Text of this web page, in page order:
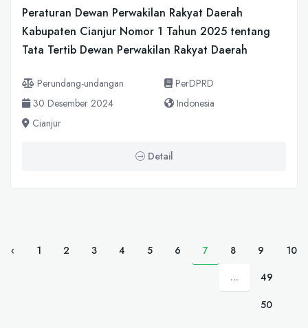
Peraturan Dewan Perwakilan Rakyat Daerah
Kabupaten Cianjur Nomor 1 Tahun 2025 tentang
Tata Tertib Dewan Perwakilan Rakyat Daerah
Perundang-undangan
PerDPRD
30 Desember 2024
Indonesia
Cianjur
Detail
‹ 1 2 3 4 5 6 7 8 9
10
...
49
50